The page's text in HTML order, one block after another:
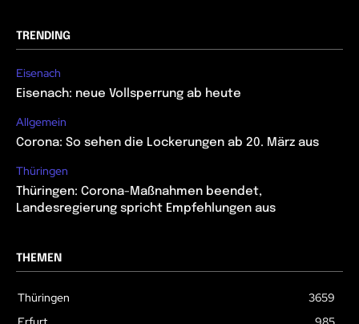
TRENDING
Eisenach
Eisenach: neue Vollsperrung ab heute
Allgemein
Corona: So sehen die Lockerungen ab 20. März aus
Thüringen
Thüringen: Corona-Maßnahmen beendet,
Landesregierung spricht Empfehlungen aus
THEMEN
Thüringen
3659